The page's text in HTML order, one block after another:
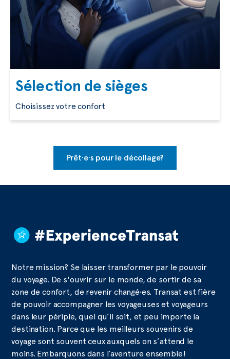
Sélection de sièges
Choisissez votre confort
Prêt·e·s pour le décollage?
Notre mission? Se laisser transformer par le pouvoir
du voyage. De s'ouvrir sur le monde, de sortir de sa
zone de confort, de revenir changé·es. Transat est fière
de pouvoir accompagner les voyageuses et voyageurs
dans leur périple, quel qu’il soit, et peu importe la
destination. Parce que les meilleurs souvenirs de
voyage sont souvent ceux auxquels on s’attend le
moins. Embarquons dans l’aventure ensemble!